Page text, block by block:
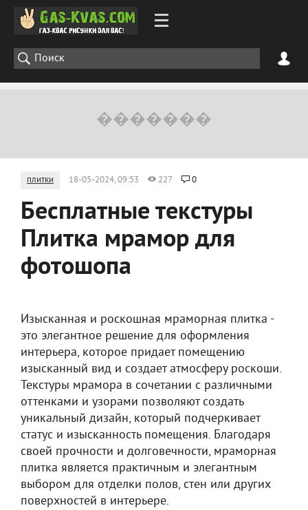
плитки 18-05-2024, 09:53 227 0
Бесплатные текстуры
Плитка мрамор для
фотошопа
Изысканная и роскошная мраморная плитка -
это элегантное решение для оформления
интерьера, которое придает помещению
изысканный вид и создает атмосферу роскоши.
Текстуры мрамора в сочетании с различными
оттенками и узорами позволяют создать
уникальный дизайн, который подчеркивает
статус и изысканность помещения. Благодаря
своей прочности и долговечности, мраморная
плитка является практичным и элегантным
выбором для отделки полов, стен или других
поверхностей в интерьере.